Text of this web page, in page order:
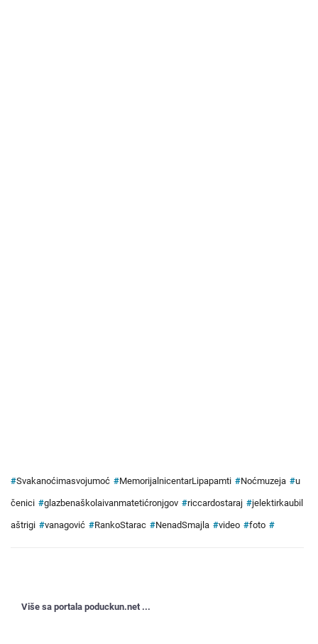
#Svakanoćimasvojumoć #MemorijalnicentarLipapamti #Noćmuzeja #u
čenici #glazbenaškolaivanmatetićronjgov #riccardostaraj #jelektirkaubil
aštrigi #vanagović #RankoStarac #NenadSmajla #video #foto #
Više sa portala poduckun.net ...